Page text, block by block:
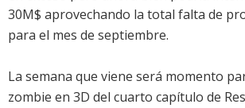
30M$ aprovechando la total falta de
para el mes de septiembre.
La semana que viene será momento
zombie en 3D del cuarto capítulo de